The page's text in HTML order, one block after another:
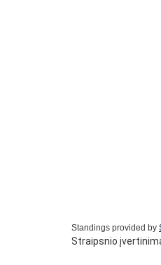
Standings provided by
Straipsnio